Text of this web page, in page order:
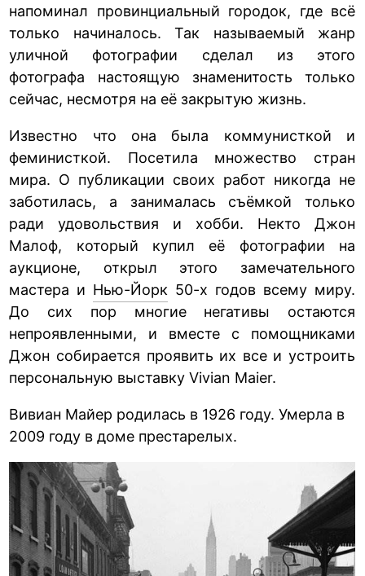
напоминал провинциальный городок, где всё
только начиналось. Так называемый жанр
уличной фотографии сделал из этого
фотографа настоящую знаменитость только
сейчас, несмотря на её закрытую жизнь.
Известно что она была коммунисткой и
феминисткой. Посетила множество стран
мира. О публикации своих работ никогда не
заботилась, а занималась съёмкой только
ради удовольствия и хобби. Некто Джон
Малоф, который купил её фотографии на
аукционе, открыл этого замечательного
мастера и Нью-Йорк 50-х годов всему миру.
До сих пор многие негативы остаются
непроявленными, и вместе с помощниками
Джон собирается проявить их все и устроить
персональную выставку Vivian Maier.
Вивиан Майер родилась в 1926 году. Умерла в
2009 году в доме престарелых.